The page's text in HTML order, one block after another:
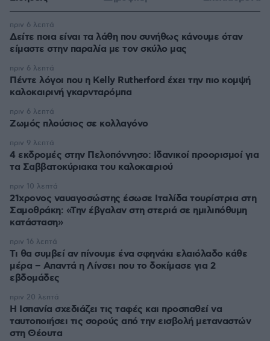
Δείτε ποια είναι τα λάθη που συνήθως κάνουμε όταν
είμαστε στην παραλία με τον σκύλο μας
πριν 6 λεπτά
Πέντε λόγοι που η Kelly Rutherford έχει την πιο κομψή
καλοκαιρινή γκαρνταρόμπα
πριν 6 λεπτά
Ζωμός πλούσιος σε κολλαγόνο
πριν 6 λεπτά
4 εκδρομές στην Πελοπόννησο: Ιδανικοί προορισμοί για
τα Σαββατοκύριακα του καλοκαιριού
πριν 9 λεπτά
21χρονος ναυαγοσώστης έσωσε Ιταλίδα τουρίστρια στη
Σαμοθράκη: «Την έβγαλαν στη στεριά σε ημιλιπόθυμη
κατάσταση»
πριν 10 λεπτά
Τι θα συμβεί αν πίνουμε ένα σφηνάκι ελαιόλαδο κάθε
μέρα – Απαντά η Λίνσει που το δοκίμασε για 2
εβδομάδες
πριν 16 λεπτά
Η Ισπανία σχεδιάζει τις ταφές και προσπαθεί να
ταυτοποιήσει τις σορούς από την εισβολή μεταναστών
στη Θέουτα
πριν 20 λεπτά